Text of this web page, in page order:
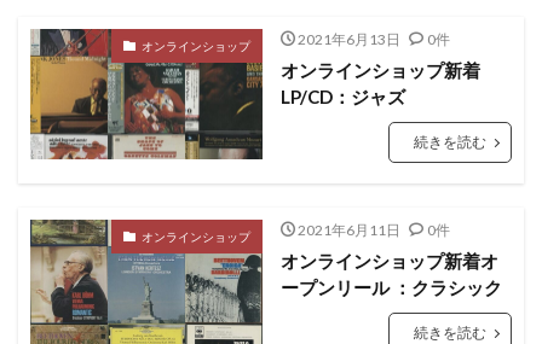
オンラインショップ 2021年6月13日 0件
オンラインショップ新着
LP/CD：ジャズ
続きを読む
オンラインショップ 2021年6月11日 0件
オンラインショップ新着オ
ープンリール ：クラシック
続きを読む